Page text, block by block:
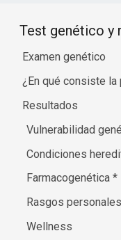
Test genético y
Examen genético
¿En qué consiste la
Resultados
Vulnerabilidad
Condiciones
Farmacogenética*
Rasgos personales
Wellness